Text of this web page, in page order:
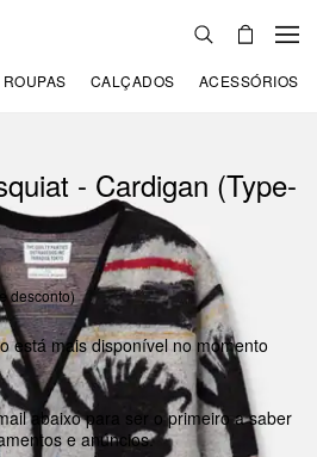
ROUPAS CALÇADOS ACESSÓRIOS
- Cardigan (Type-
desconto)
está mais disponível no momento
abaixo para ser o primeiro a saber
e anúncios.